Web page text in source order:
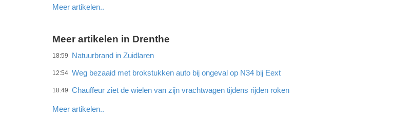
Meer artikelen..
Meer artikelen in Drenthe
18:59 Natuurbrand in Zuidlaren
12:54 Weg bezaaid met brokstukken auto bij ongeval op N34 bij Eext
18:49 Chauffeur ziet de wielen van zijn vrachtwagen tijdens rijden roken
Meer artikelen..